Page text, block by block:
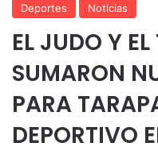
Deportes Noticias
EL JUDO Y
SUMARON
PARA
DEPORTIVO